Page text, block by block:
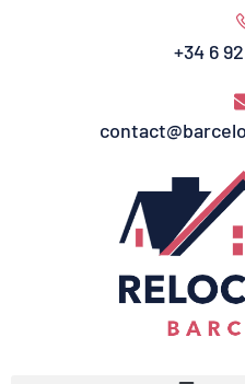
+34 6